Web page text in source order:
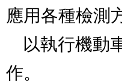
應用各種檢測
作。